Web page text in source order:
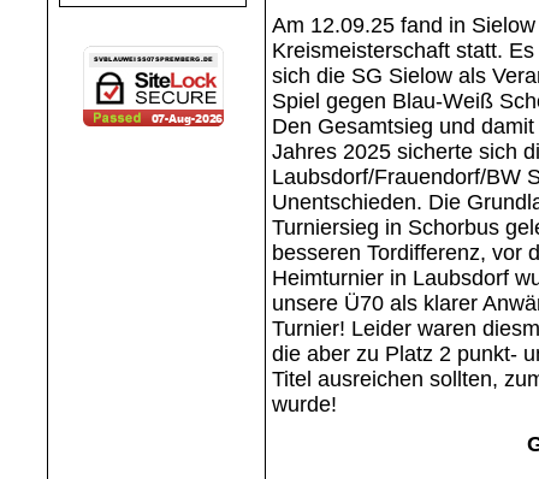
Am 12.09.25 fand in
Kreismeisterschaft statt.
sich die SG Sielow als
Spiel gegen Blau-Weiß
Den Gesamtsieg und
Jahres 2025 sicherte sich
Laubsdorf/Frauendorf/BW
Unentschieden. Die
Turniersieg in Schorbus
besseren Tordifferenz, vor
Heimturnier in Laubsdorf
unsere Ü70 als klarer
Turnier! Leider waren
die aber zu Platz 2 punkt-
Titel ausreichen sollten,
wurde!